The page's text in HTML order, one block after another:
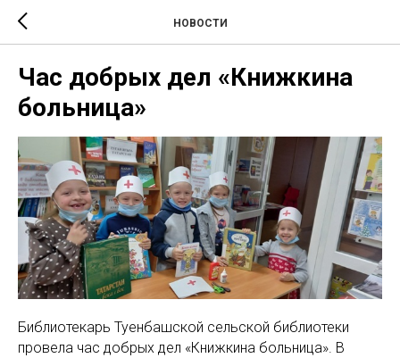
НОВОСТИ
Час добрых дел «Книжкина
больница»
Библиотекарь Туенбашской сельской библиотеки
провела час добрых дел «Книжкина больница». В